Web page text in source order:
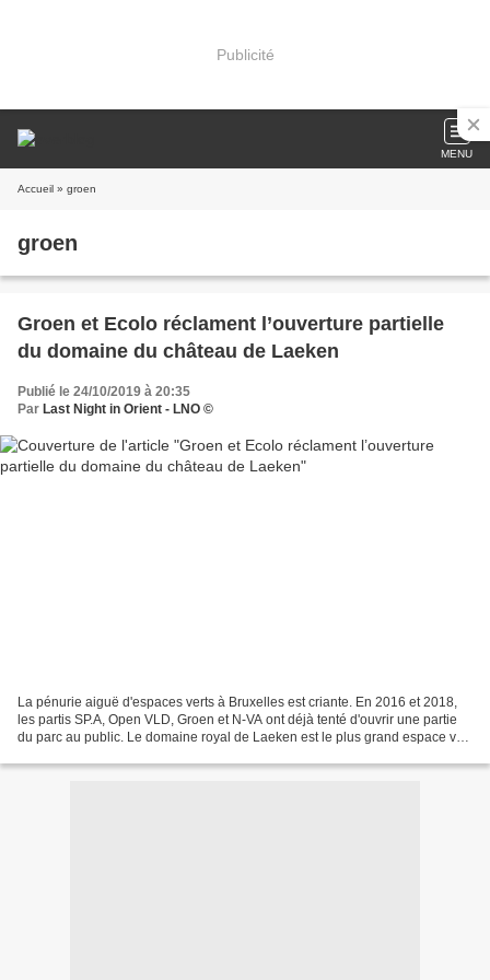
Publicité
MENU
Accueil » groen
groen
Groen et Ecolo réclament l’ouverture partielle
du domaine du château de Laeken
Publié le 24/10/2019 à 20:35
Par Last Night in Orient - LNO ©
La pénurie aiguë d'espaces verts à Bruxelles est criante. En 2016 et 2018,
les partis SP.A, Open VLD, Groen et N-VA ont déjà tenté d'ouvrir une partie
du parc au public. Le domaine royal de Laeken est le plus grand espace vert